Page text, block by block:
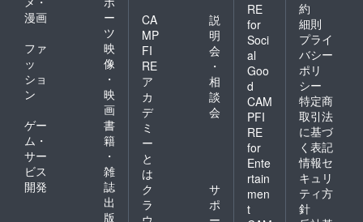
漫画
ー
ツ
ファ
ッ
ショ
ン
映
像
・
映
画
ゲー
ム・
サー
ビス
開発
書
籍
・
雑
誌
出
版
CA
MP
FI
RE
ア
カ
デ
ミ
ー
と
は
説
明
会
・
相
談
会
ク
ラ
サ
ポ
RE
for
Soci
al
Goo
d
CAM
PFI
RE
for
Ente
rtain
men
t
約
細則
プライ
バシー
ポリ
シー
特定商
取引法
に基づ
く表記
情報セ
キュリ
ティ方
針